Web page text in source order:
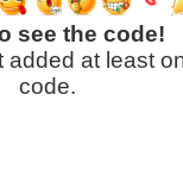
see the code!
added at least
code.